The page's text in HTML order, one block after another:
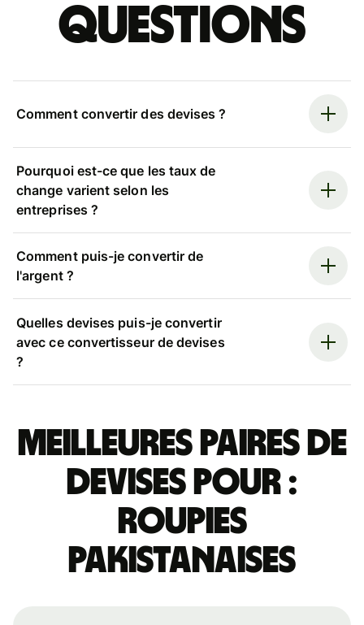
questions
Comment convertir des devises ?
Pourquoi est-ce que les taux de
change varient selon les
entreprises ?
Comment puis-je convertir de
l'argent ?
Quelles devises puis-je convertir
avec ce convertisseur de devises
?
Meilleures paires de
devises pour :
roupies
pakistanaises